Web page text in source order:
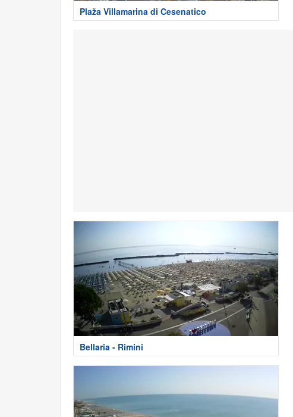
Plaža Villamarina di Cesenatico
Bellaria - Rimini